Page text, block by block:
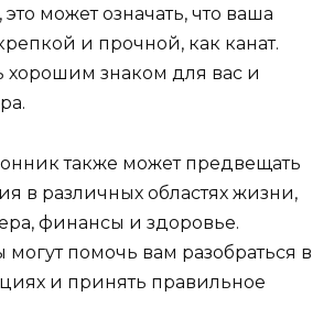
может означать, что ваша
и прочной, как канат.
хорошим знаком для вас и
также может предвещать
в различных областях жизни,
финансы и здоровье.
помочь вам разобраться в
и принять правильное